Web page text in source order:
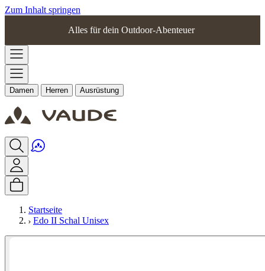
Zum Inhalt springen
Alles für dein Outdoor-Abenteuer
Damen Herren Ausrüstung
Startseite
Edo II Schal Unisex